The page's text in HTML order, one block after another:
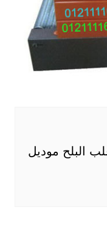
البلح موديل